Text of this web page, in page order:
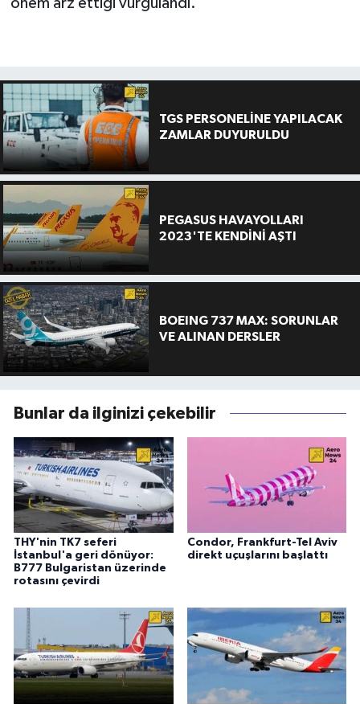
önem arz ettiği vurgulandı.
TGS PERSONELİNE YAPILACAK
ZAMLAR DUYURULDU
PEGASUS HAVAYOLLARI
2023'TE KENDİNİ AŞTI
BOEING 737 MAX: SORUNLAR
VE ALINAN DERSLER
Bunlar da ilginizi çekebilir
THY'nin TK7 seferi
İstanbul'a geri dönüyor:
B777 Bulgaristan üzerinde
rotasını çevirdi
Condor, Frankfurt-Tel Aviv
direkt uçuşlarını başlattı